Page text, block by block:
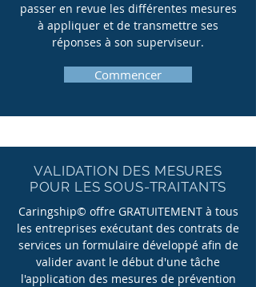
passer en revue les différentes mesures
à appliquer et de transmettre ses
réponses à son superviseur.
Commencer
VALIDATION DES MESURES
POUR LES SOUS-TRAITANTS
Caringship© offre GRATUITEMENT à tous
les entreprises exécutant des contrats de
services un formulaire développé afin de
valider avant le début d'une tâche
l'application des mesures de prévention